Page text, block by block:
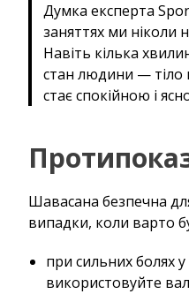
Думка експерта
заняттях ми ніколи
Навіть кілька
стан людини — тіло
стає спокійною і
Шавасана безпечна
випадки, коли варто
при сильних болях
використовуйте